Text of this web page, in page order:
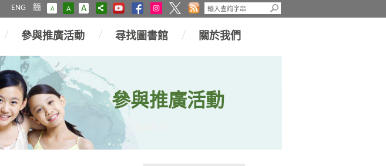
ENG 簡 A A A
參與推廣活動 尋找圖書館 關於我們
參與推廣活動